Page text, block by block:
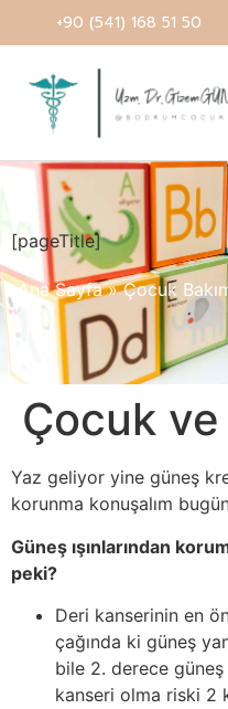
+90 (541) 168 51 50
[pageTitle]
Ana Sayfa»Çocuk
Çocuk
Yaz geliyor yine güneş
korunma konuşalım
Güneş ışınlarından
peki?
Deri kanserinin en
çağında ki güneş
bile 2. derece güneş
kanseri olma riski 2